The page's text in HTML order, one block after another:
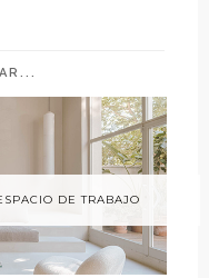
DE TRABAJO